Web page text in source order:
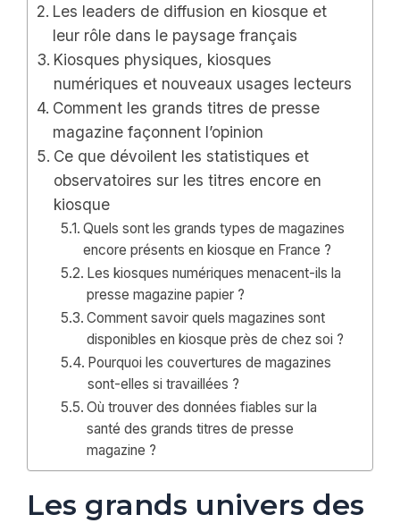
Les leaders de diffusion en kiosque et
leur rôle dans le paysage français
Kiosques physiques, kiosques
numériques et nouveaux usages lecteurs
Comment les grands titres de presse
magazine façonnent l’opinion
Ce que dévoilent les statistiques et
observatoires sur les titres encore en
kiosque
Quels sont les grands types de magazines
encore présents en kiosque en France ?
Les kiosques numériques menacent-ils la
presse magazine papier ?
Comment savoir quels magazines sont
disponibles en kiosque près de chez soi ?
Pourquoi les couvertures de magazines
sont-elles si travaillées ?
Où trouver des données fiables sur la
santé des grands titres de presse
magazine ?
Les grands univers des